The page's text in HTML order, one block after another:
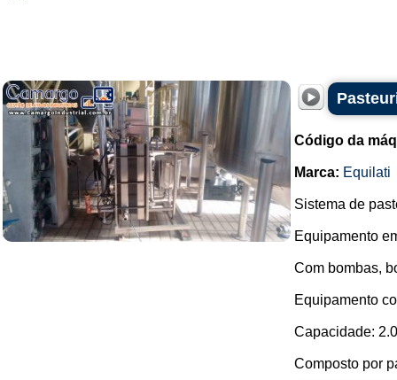
Código da
Marca: Equilati
Sistema de
Equipamento
Com bombas,
Equipamento
Capacidade:
Composto por